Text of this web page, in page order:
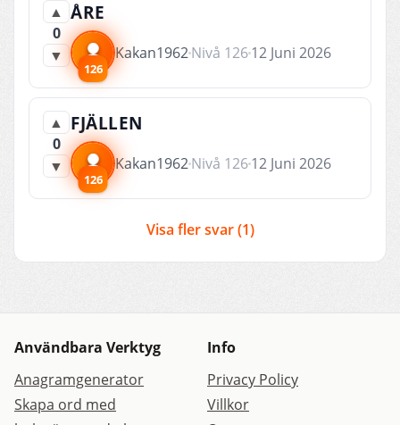
▲
0
▼
ÅRE
126
Kakan1962Nivå 12612 Juni 2026
▲
0
▼
FJÄLLEN
126
Kakan1962Nivå 12612 Juni 2026
Visa fler svar (1)
Användbara Verktyg
Anagramgenerator
Skapa ord med
Info
Privacy Policy
Villkor